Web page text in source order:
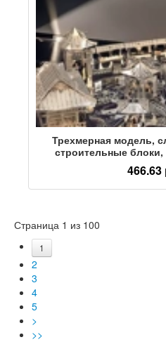
Трехмерная модель,
строительные блоки,
головоломка Suzhou466.63
Страница 1 из 100
1
2
3
4
5
>
>>